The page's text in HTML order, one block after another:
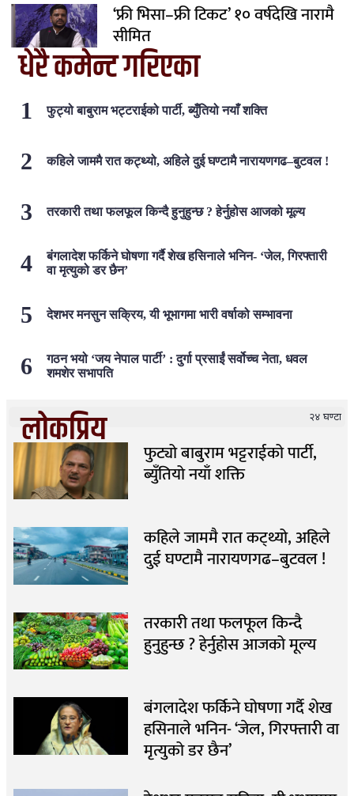
‘फ्री भिसा–फ्री टिकट’ १० वर्षदेखि नारामै
सीमित
धेरै कमेन्ट गरिएका
फुट्यो बाबुराम भट्टराईको पार्टी, ब्युँतियो नयाँ शक्ति
कहिले जाममै रात कट्थ्यो, अहिले दुई घण्टामै नारायणगढ–बुटवल !
तरकारी तथा फलफूल किन्दै हुनुहुन्छ ? हेर्नुहोस आजको मूल्य
बंगलादेश फर्किने घोषणा गर्दै शेख हसिनाले भनिन- ‘जेल, गिरफ्तारी
वा मृत्युको डर छैन’
देशभर मनसुन सक्रिय, यी भूभागमा भारी वर्षाको सम्भावना
गठन भयो ‘जय नेपाल पार्टी’ : दुर्गा प्रसाईं सर्वोच्च नेता, धवल
शमशेर सभापति
लोकप्रिय २४ घण्टा
फुट्यो बाबुराम भट्टराईको पार्टी,
ब्युँतियो नयाँ शक्ति
कहिले जाममै रात कट्थ्यो, अहिले
दुई घण्टामै नारायणगढ–बुटवल !
तरकारी तथा फलफूल किन्दै
हुनुहुन्छ ? हेर्नुहोस आजको मूल्य
बंगलादेश फर्किने घोषणा गर्दै शेख
हसिनाले भनिन- ‘जेल, गिरफ्तारी वा
मृत्युको डर छैन’